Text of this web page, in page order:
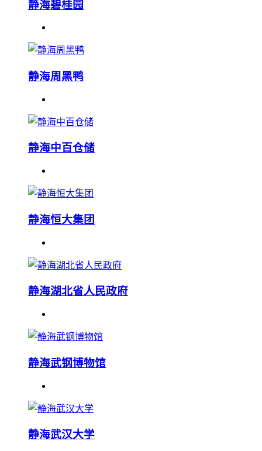
静海碧桂园
静海周黑鸭
静海中百仓储
静海恒大集团
静海湖北省人民政府
静海武钢博物馆
静海武汉大学